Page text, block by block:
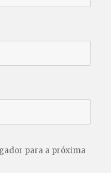
para a próxima